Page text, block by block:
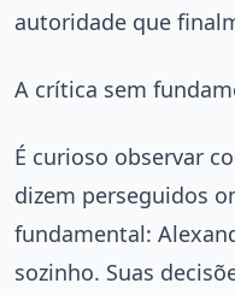
autoridade que
A crítica sem
É curioso observar
dizem perseguidos
fundamental:
sozinho. Suas